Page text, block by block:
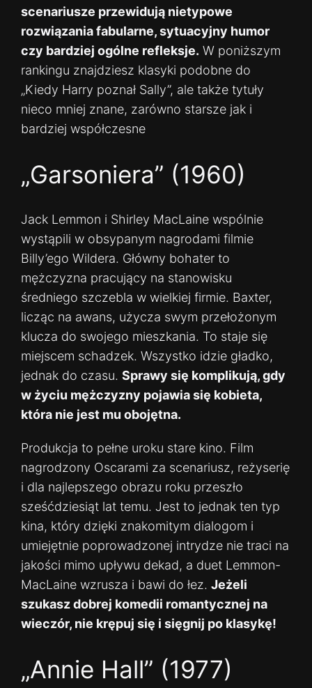
scenariusze przewidują nietypowe
rozwiązania fabularne, sytuacyjny humor
czy bardziej ogólne refleksje. W poniższym
rankingu znajdziesz klasyki podobne do
„Kiedy Harry poznał Sally”, ale także tytuły
nieco mniej znane, zarówno starsze jak i
bardziej współczesne
„Garsoniera” (1960)
Jack Lemmon i Shirley MacLaine wspólnie
wystąpili w obsypanym nagrodami filmie
Billy’ego Wildera. Główny bohater to
mężczyzna pracujący na stanowisku
średniego szczebla w wielkiej firmie. Baxter,
licząc na awans, użycza swym przełożonym
klucza do swojego mieszkania. To staje się
miejscem schadzek. Wszystko idzie gładko,
jednak do czasu. Sprawy się komplikują, gdy
w życiu mężczyzny pojawia się kobieta,
która nie jest mu obojętna.
Produkcja to pełne uroku stare kino. Film
nagrodzony Oscarami za scenariusz, reżyserię
i dla najlepszego obrazu roku przeszło
sześćdziesiąt lat temu. Jest to jednak ten typ
kina, który dzięki znakomitym dialogom i
umiejętnie poprowadzonej intrydze nie traci na
jakości mimo upływu dekad, a duet Lemmon-
MacLaine wzrusza i bawi do łez. Jeżeli
szukasz dobrej komedii romantycznej na
wieczór, nie krępuj się i sięgnij po klasykę!
„Annie Hall” (1977)